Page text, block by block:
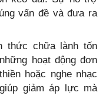
vấn đề và đưa ra
thức chữa lành tốn
hoạt động đơn
hoặc nghe nhạc
giảm áp lực mà